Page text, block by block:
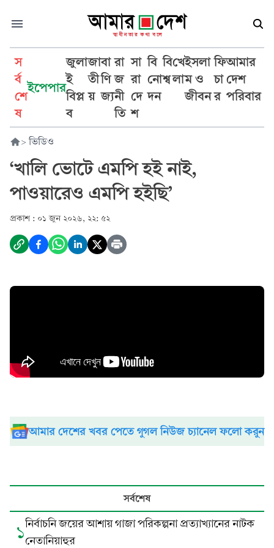
স
র্ব
শে
ষ
ইপেপার
জুলা
ই
বিপ্ল
ব
জা
তী
য়
বা
ণি
জ্য
রা
জ
নী
তি
সা
রা
দে
শ
বি
নো
দন
বি
শ্ব
খে
লা
ইসলা
ম ও
জীবন
ফি
চা
র
আমার
দেশ
পরিবার
> ভিডিও
‘খালি ভোটে এমপি হই নাই,
পাওয়ারেও এমপি হইছি’
প্রকাশ : ০১ জুন ২০২৬, ২২: ৫২
আমার দেশের খবর পেতে গুগল নিউজ চ্যানেল ফলো করুন
সর্বশেষ
১নির্বাচনি জয়ের আশায় গাজা পরিকল্পনা প্রত্যাখ্যানের নাটক
নেতানিয়াহুর